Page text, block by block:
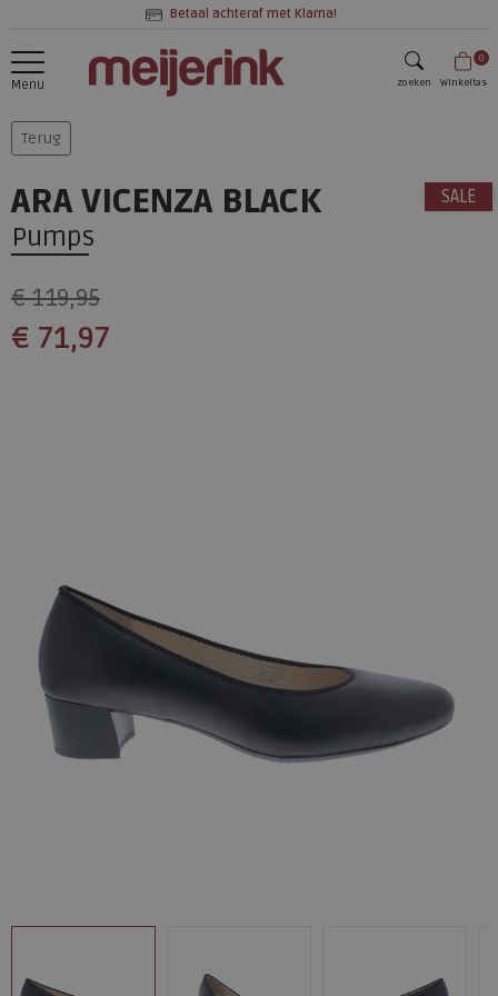
Betaal achteraf met Klarna!
Menu zoeken
0
Winkeltas
Terug
SALE
ARA VICENZA BLACK
Pumps
€ 119,95
€ 71,97